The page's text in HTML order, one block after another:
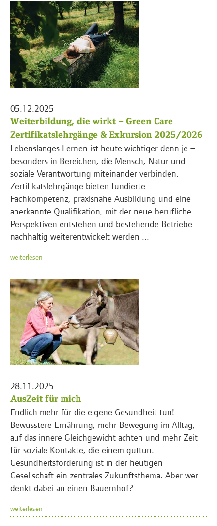
05.12.2025
Weiterbildung, die wirkt – Green Care
Zertifikatslehrgänge & Exkursion 2025/2026
Lebenslanges Lernen ist heute wichtiger denn je –
besonders in Bereichen, die Mensch, Natur und
soziale Verantwortung miteinander verbinden.
Zertifikatslehrgänge bieten fundierte
Fachkompetenz, praxisnahe Ausbildung und eine
anerkannte Qualifikation, mit der neue berufliche
Perspektiven entstehen und bestehende Betriebe
nachhaltig weiterentwickelt werden ...
weiterlesen
28.11.2025
AusZeit für mich
Endlich mehr für die eigene Gesundheit tun!
Bewusstere Ernährung, mehr Bewegung im Alltag,
auf das innere Gleichgewicht achten und mehr Zeit
für soziale Kontakte, die einem guttun.
Gesundheitsförderung ist in der heutigen
Gesellschaft ein zentrales Zukunftsthema. Aber wer
denkt dabei an einen Bauernhof?
weiterlesen